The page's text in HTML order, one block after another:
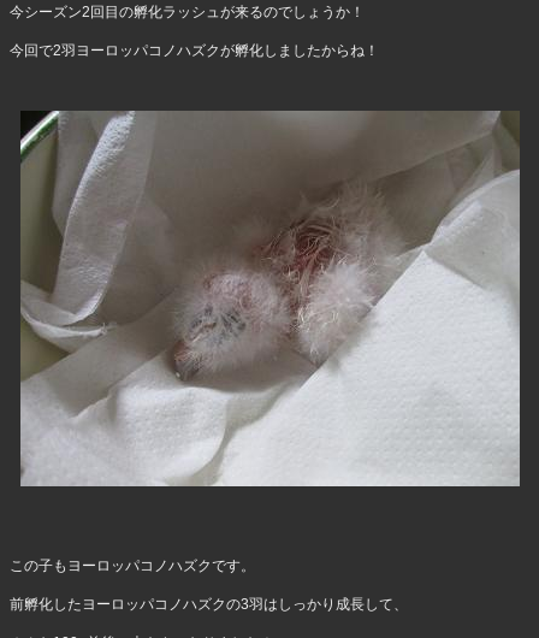
今シーズン2回目の孵化ラッシュが来るのでしょうか！
今回で2羽ヨーロッパコノハズクが孵化しましたからね！
この子もヨーロッパコノハズクです。
前孵化したヨーロッパコノハズクの3羽はしっかり成長して、